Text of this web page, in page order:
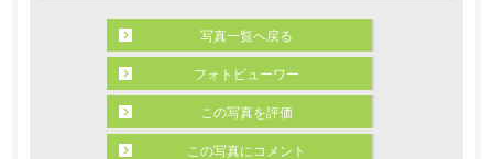
写真一覧へ戻る
フォトビューワー
この写真を評価
この写真にコメント